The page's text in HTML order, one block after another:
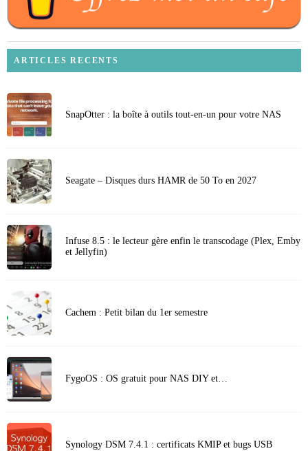
ARTICLES RECENTS
SnapOtter : la boîte à outils tout-en-un pour votre NAS
Seagate – Disques durs HAMR de 50 To en 2027
Infuse 8.5 : le lecteur gère enfin le transcodage (Plex, Emby
et Jellyfin)
Cachem : Petit bilan du 1er semestre
FygoOS : OS gratuit pour NAS DIY et…
Synology DSM 7.4.1 : certificats KMIP et bugs USB